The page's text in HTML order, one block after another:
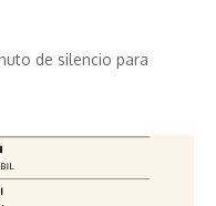
de silencio para